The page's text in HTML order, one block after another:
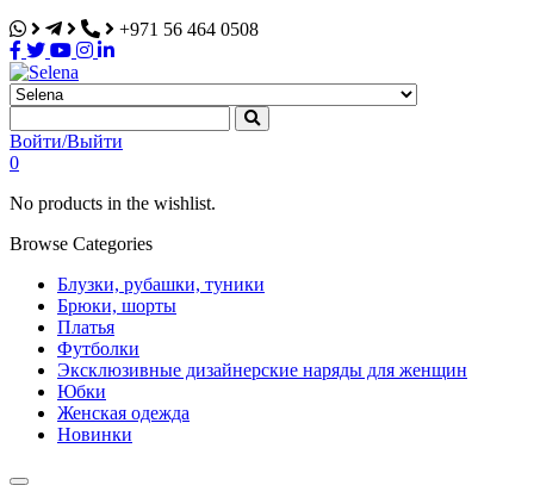
+971 56 464 0508
Selena
Интернет-магазин
Войти/Выйти
0
No products in the wishlist.
Browse Categories
Блузки, рубашки, туники
Брюки, шорты
Платья
Футболки
Эксклюзивные дизайнерские наряды для женщин
Юбки
Женская одежда
Новинки